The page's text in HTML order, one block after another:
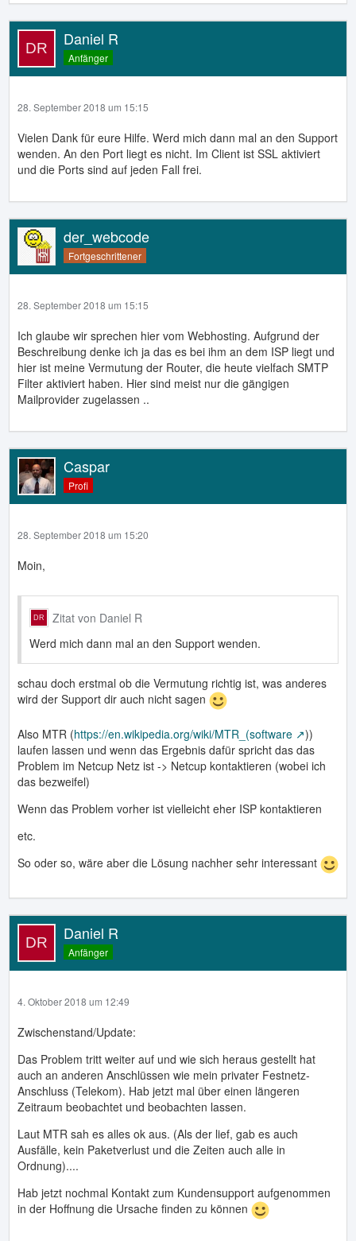
Daniel R
Anfänger
28. September 2018 um 15:15
Vielen Dank für eure Hilfe. Werd mich dann mal an den Support
wenden. An den Port liegt es nicht. Im Client ist SSL aktiviert
und die Ports sind auf jeden Fall frei.
der_webcode
Fortgeschrittener
28. September 2018 um 15:15
Ich glaube wir sprechen hier vom Webhosting. Aufgrund der
Beschreibung denke ich ja das es bei ihm an dem ISP liegt und
hier ist meine Vermutung der Router, die heute vielfach SMTP
Filter aktiviert haben. Hier sind meist nur die gängigen
Mailprovider zugelassen ..
Caspar
Profi
28. September 2018 um 15:20
Moin,
Zitat von Daniel R
Werd mich dann mal an den Support wenden.
schau doch erstmal ob die Vermutung richtig ist, was anderes
wird der Support dir auch nicht sagen
Also MTR (https://en.wikipedia.org/wiki/MTR_(software
))
laufen lassen und wenn das Ergebnis dafür spricht das das
Problem im Netcup Netz ist -> Netcup kontaktieren (wobei ich
das bezweifel)
Wenn das Problem vorher ist vielleicht eher ISP kontaktieren
etc.
So oder so, wäre aber die Lösung nachher sehr interessant
Daniel R
Anfänger
4. Oktober 2018 um 12:49
Zwischenstand/Update:
Das Problem tritt weiter auf und wie sich heraus gestellt hat
auch an anderen Anschlüssen wie mein privater Festnetz-
Anschluss (Telekom). Hab jetzt mal über einen längeren
Zeitraum beobachtet und beobachten lassen.
Laut MTR sah es alles ok aus. (Als der lief, gab es auch
Ausfälle, kein Paketverlust und die Zeiten auch alle in
Ordnung)....
Hab jetzt nochmal Kontakt zum Kundensupport aufgenommen
in der Hoffnung die Ursache finden zu können